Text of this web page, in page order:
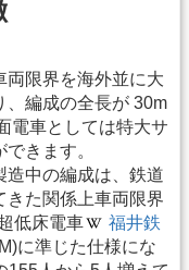
両限界を海外並に大
、編成の全長が 30m
電車としては特大サ
きます。
造中の編成は、鉄道
きた関係上車両限界
低床電車
福井鉄
に準じた仕様にな